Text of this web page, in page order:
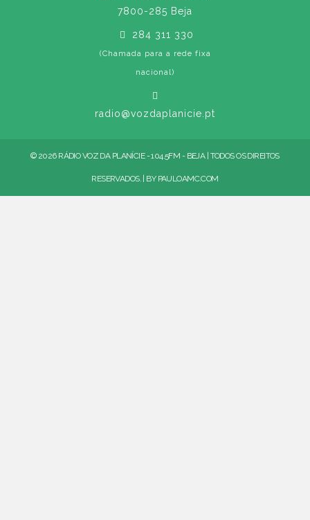
7800-285 Beja
284 311 330
(Chamada para a rede fixa
nacional)
radio@vozdaplanicie.pt
© 2026 RÁDIO VOZ DA PLANÍCIE - 104.5FM - BEJA | TODOS OS DIREITOS
RESERVADOS. | BY PAULOAMC.COM